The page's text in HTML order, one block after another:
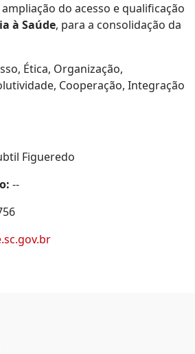
do acesso e qualificação
à Saúde, para a consolidação da
Ética, Organização,
Cooperação, Integração
Figueredo
--